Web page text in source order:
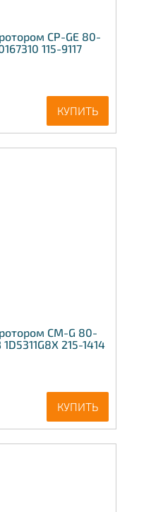
CP-GE 80-
115-9117
КУПИТЬ
CM-G 80-
215-1414
КУПИТЬ